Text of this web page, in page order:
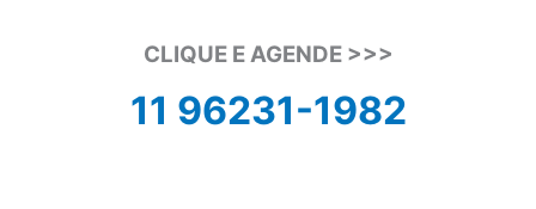
CLIQUE E AGENDE >>>
11 96231-1982